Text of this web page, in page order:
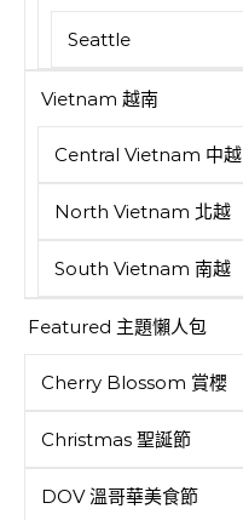
Seattle
Vietnam 越南
Central Vietnam 中越
North Vietnam 北越
South Vietnam 南越
Featured 主題懶人包
Cherry Blossom 賞櫻
Christmas 聖誕節
DOV 溫哥華美食節